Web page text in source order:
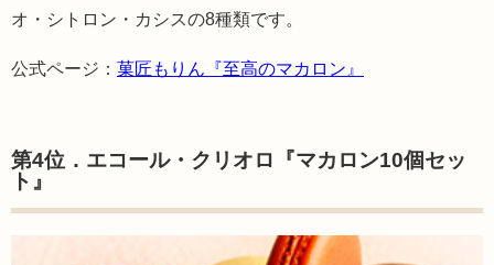
オ・シトロン・カシスの8種類です。
公式ページ： 菓匠もりん『至高のマカロン』
第4位．エコール・クリオロ『マカロン10個セッ
ト』